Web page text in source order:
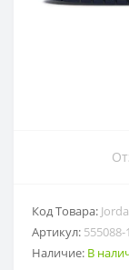
Код Товара:
Артикул: 555088-
Наличие: В